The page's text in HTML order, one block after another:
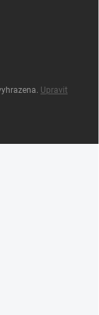
Upravit